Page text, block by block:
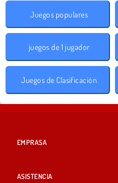
Juegos populares
juegos de 1 jugador
Juegos de Clasificación
EMPRASA
ASISTENCIA